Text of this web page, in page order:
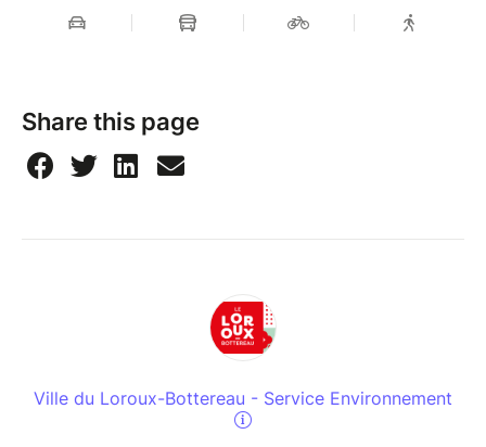
Share this page
Ville du Loroux-Bottereau - Service Environnement